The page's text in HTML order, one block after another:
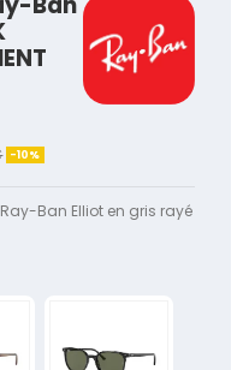
-10%
Ban Elliot en gris rayé